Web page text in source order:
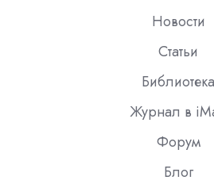
Новости
Статьи
Библиотека
Журнал в
Форум
Блог